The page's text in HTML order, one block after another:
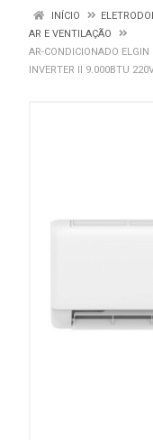
INÍCIO
AR E VENTILAÇÃO
AR-CONDICIONADO
INVERTER II 9.000BTU